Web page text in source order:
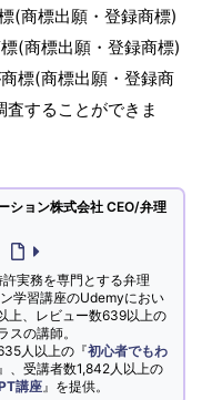
(商標出願・登録商標)
(商標出願・登録商標)
標(商標出願・登録商
することができま
ション株式会社 CEO/弁理
実務を専門とする弁理
学習講座のUdemyにおい
上、レビュー数639以上の
スの講師。
人以上の『初心者でもわ
』、受講者数1,842人以上の
講座 』を提供。